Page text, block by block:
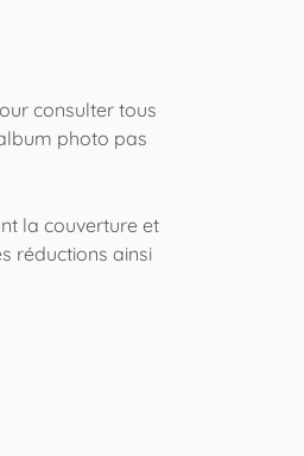
consulter tous
photo pas
la couverture et
réductions ainsi